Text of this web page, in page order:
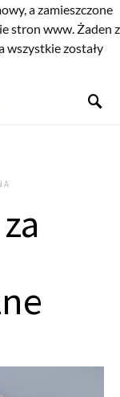
a zamieszczone
stron www. Żaden z
wszystkie zostały